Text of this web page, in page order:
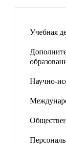
Учебная
Научно-